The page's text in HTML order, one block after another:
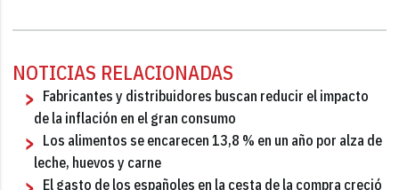
NOTICIAS RELACIONADAS
Fabricantes y distribuidores buscan reducir el impacto
de la inflación en el gran consumo
Los alimentos se encarecen 13,8 % en un año por alza de
leche, huevos y carne
El gasto de los españoles en la cesta de la compra creció